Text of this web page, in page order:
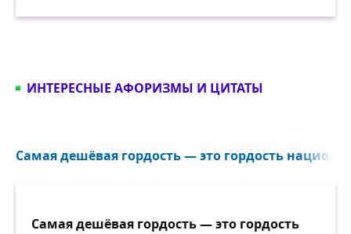
ИНТЕРЕСНЫЕ АФОРИЗМЫ И ЦИТАТЫ
Самая дешёвая гордость — это гордость
Самая дешёвая гордость — это гордость